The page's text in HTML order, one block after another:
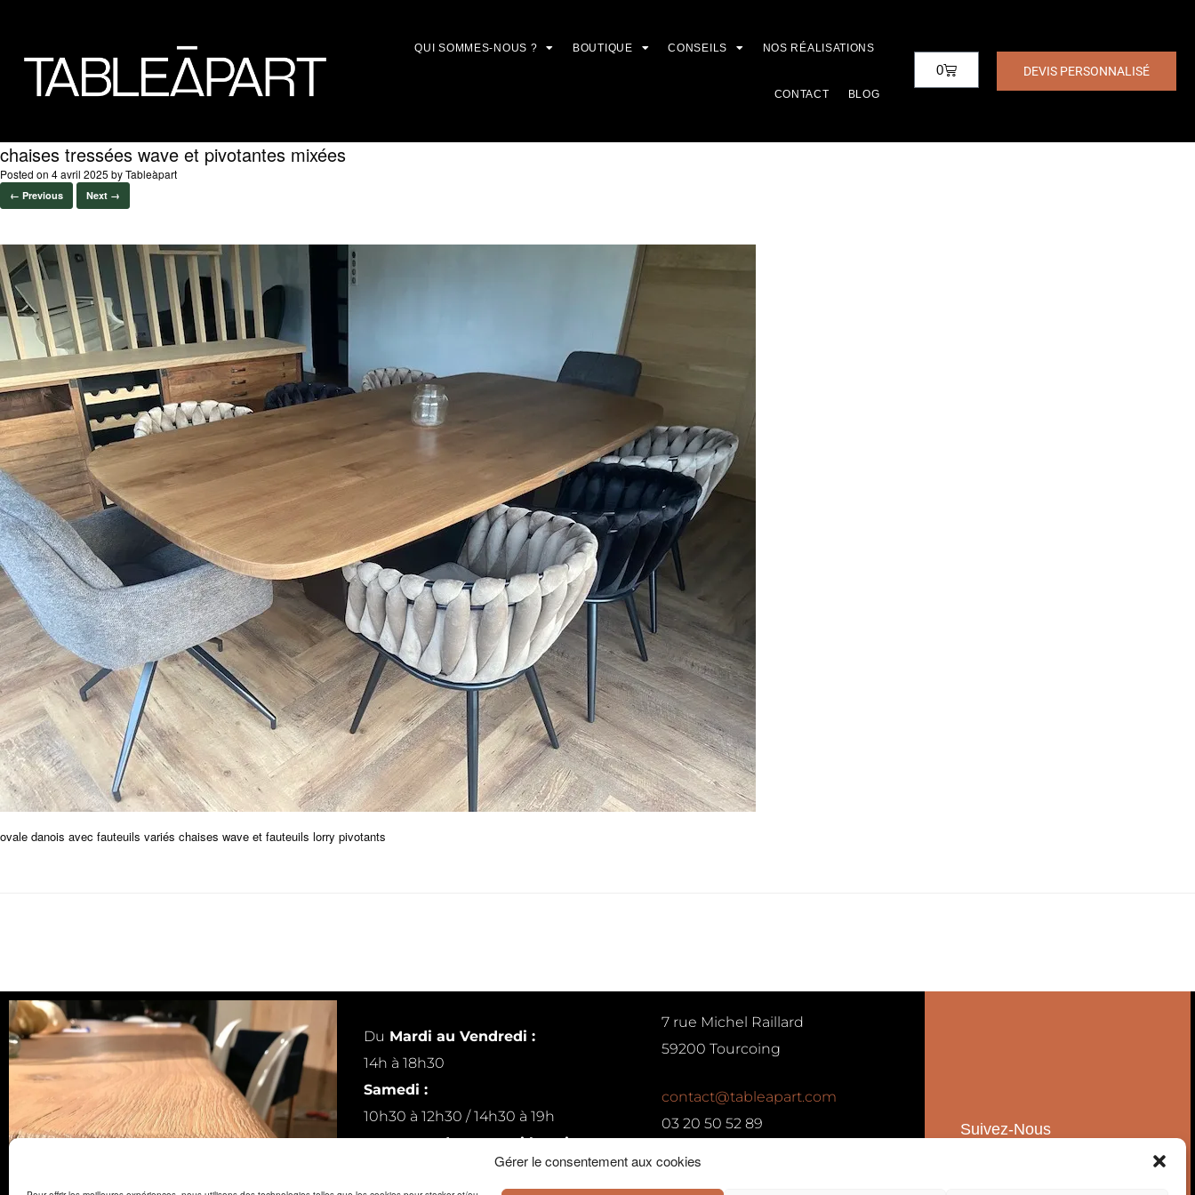
Gérer le consentement aux cookies
QUI SOMMES-NOUS ? BOUTIQUE CONSEILS NOS RÉALISATIONS
CONTACT BLOG
0 DEVIS PERSONNALISÉ
chaises tressées wave et pivotantes mixées
Posted on 4 avril 2025 byTableàpart
← Previous Next →
ovale danois avec fauteuils variés chaises wave et fauteuils lorry pivotants
Du Mardi au Vendredi :
14h à 18h30
Samedi :
10h30 à 12h30 / 14h30 à 19h
ou sur rendez-vous si besoin
7 rue Michel Raillard
59200 Tourcoing
contact@tableapart.com
03 20 50 52 89
Conditions générales de Ventes
Suivez-Nous